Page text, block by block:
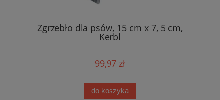
Zgrzebło dla psów, 15 cm x 7, 5 cm,
Kerbl
99,97 zł
do koszyka